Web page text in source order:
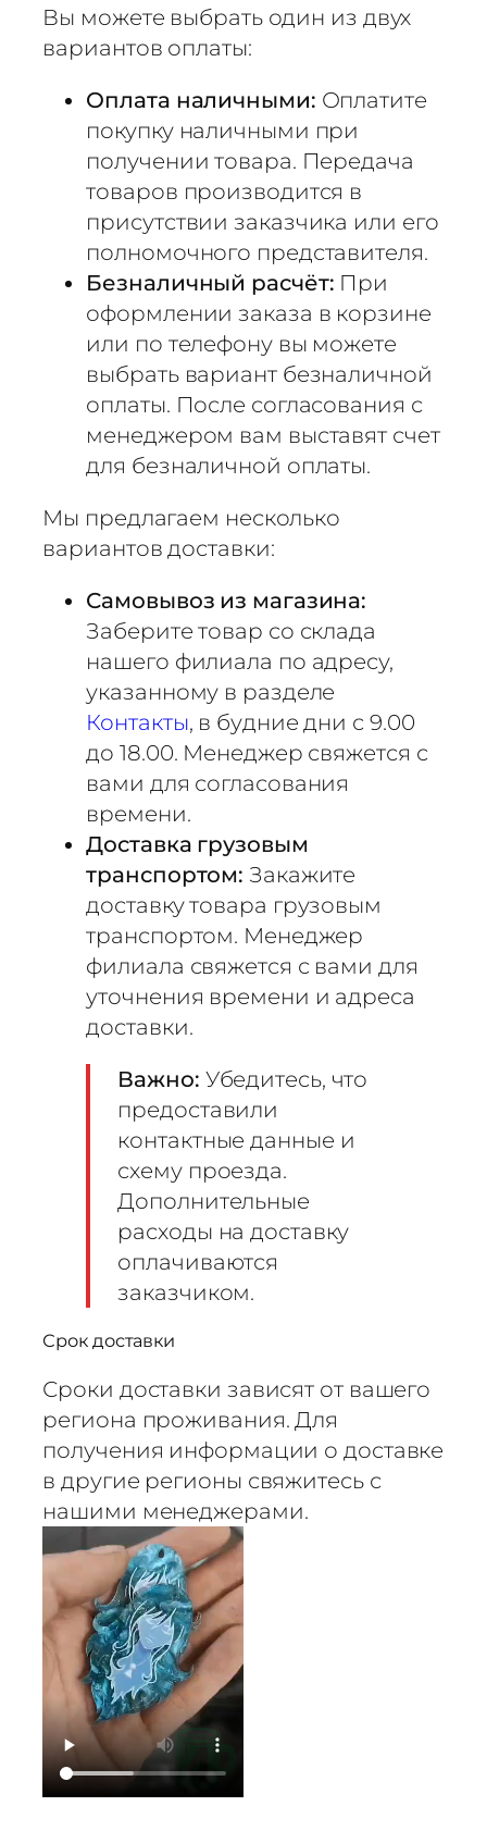
м
ч
Вы можете выбрать один из двух
вариантов оплаты:
Оплата наличными: Оплатите
покупку наличными при
получении товара. Передача
товаров производится в
присутствии заказчика или его
полномочного представителя.
Безналичный расчёт: При
оформлении заказа в корзине
или по телефону вы можете
выбрать вариант безналичной
оплаты. После согласования с
менеджером вам выставят счет
для безналичной оплаты.
Мы предлагаем несколько
вариантов доставки:
Самовывоз из магазина:
Заберите товар со склада
нашего филиала по адресу,
указанному в разделе
Контакты, в будние дни с 9.00
до 18.00. Менеджер свяжется с
вами для согласования
времени.
Доставка грузовым
транспортом: Закажите
доставку товара грузовым
транспортом. Менеджер
филиала свяжется с вами для
уточнения времени и адреса
доставки.
Важно: Убедитесь, что
предоставили
контактные данные и
схему проезда.
Дополнительные
расходы на доставку
оплачиваются
заказчиком.
Срок доставки
Сроки доставки зависят от вашего
региона проживания. Для
получения информации о доставке
в другие регионы свяжитесь с
нашими менеджерами.